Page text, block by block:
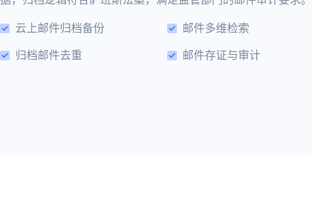
云上邮件归档备份 邮件多维检索
归档邮件去重 邮件存证与审计